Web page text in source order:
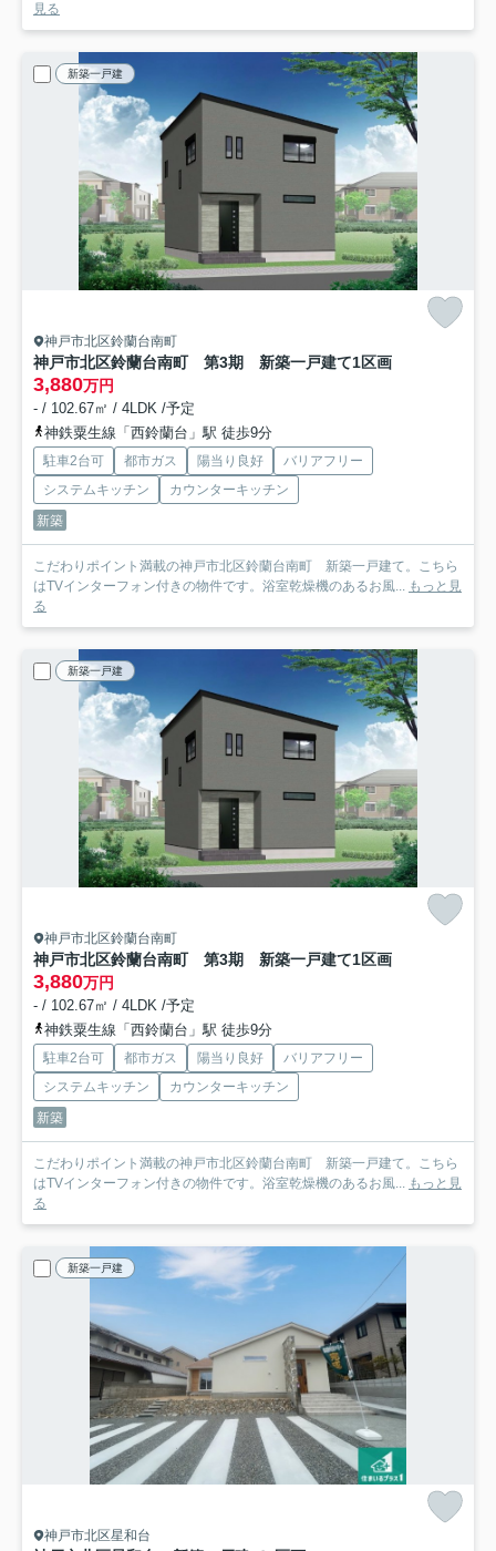
見る
新築一戸建
神戸市北区鈴蘭台南町
神戸市北区鈴蘭台南町 第3期 新築一戸建て1区画
3,880万円
- / 102.67㎡ / 4LDK /予定
神鉄粟生線「西鈴蘭台」駅 徒歩9分
駐車2台可 都市ガス 陽当り良好
バリアフリー
システムキッチン
カウンターキッチン
新築
こだわりポイント満載の神戸市北区鈴蘭台南町 新築一戸建て。こちら
はTVインターフォン付きの物件です。浴室乾燥機のあるお風... もっと見
る
新築一戸建
神戸市北区鈴蘭台南町
神戸市北区鈴蘭台南町 第3期 新築一戸建て1区画
3,880万円
- / 102.67㎡ / 4LDK /予定
神鉄粟生線「西鈴蘭台」駅 徒歩9分
駐車2台可 都市ガス 陽当り良好
バリアフリー
システムキッチン
カウンターキッチン
新築
こだわりポイント満載の神戸市北区鈴蘭台南町 新築一戸建て。こちら
はTVインターフォン付きの物件です。浴室乾燥機のあるお風... もっと見
る
新築一戸建
神戸市北区星和台